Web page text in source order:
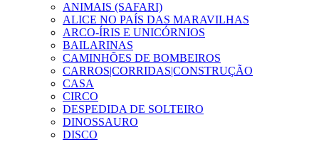
ANIMAIS (SAFARI)
ALICE NO PAÍS DAS MARAVILHAS
ARCO-ÍRIS E UNICÓRNIOS
BAILARINAS
CAMINHÕES DE BOMBEIROS
CARROS|CORRIDAS|CONSTRUÇÃO
CASA
CIRCO
DESPEDIDA DE SOLTEIRO
DINOSSAURO
DISCO